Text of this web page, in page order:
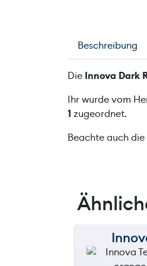
Beschreibung
Die Innova Dark
Ihr wurde vom
1 zugeordnet.
Beachte auch
120 m
150 m